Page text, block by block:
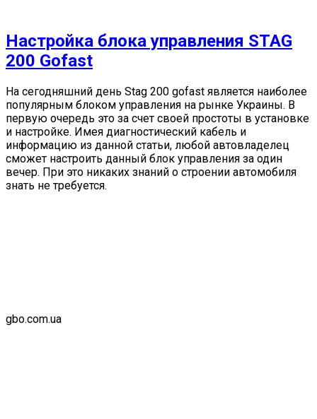
Настройка блока управления STAG
200 Gofast
На сегодняшний день Stag 200 gofast является наиболее
популярным блоком управления на рынке Украины. В
первую очередь это за счет своей простоты в установке
и настройке. Имея диагностический кабель и
информацию из данной статьи, любой автовладелец
сможет настроить данный блок управления за один
вечер. При это никаких знаний о строении автомобиля
знать не требуется.
gbo.com.ua